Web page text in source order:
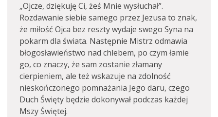
„Ojcze, dziękuję Ci, żeś Mnie wysłuchał”.
Rozdawanie siebie samego przez Jezusa to znak,
że miłość Ojca bez reszty wydaje swego Syna na
pokarm dla świata. Następnie Mistrz odmawia
błogosławieństwo nad chlebem, po czym łamie
go, co znaczy, że sam zostanie złamany
cierpieniem, ale też wskazuje na zdolność
nieskończonego pomnażania Jego daru, czego
Duch Święty będzie dokonywał podczas każdej
Mszy Świętej.